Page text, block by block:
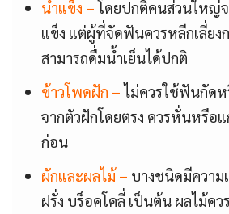
น้ำแข็ง –โดยปกติคนส่วนใหญ่
แข็ง แต่ผู้ที่จัดฟันควรหลีกเลี่ยง
สามารถดื่มน้ำเย็นได้ปกติ
ข้าวโพดฝัก –ไม่ควรใช้ฟันกัด
จากตัวฝักโดยตรง ควรหั่นหรือ
ก่อน
ผักและผลไม้ – บางชนิดมีความ
ฝรั่ง บร็อคโคลี่ เป็นต้น ผลไม้ค